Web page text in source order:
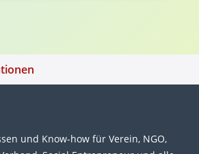
und Know-how für Ver­ein, NGO,